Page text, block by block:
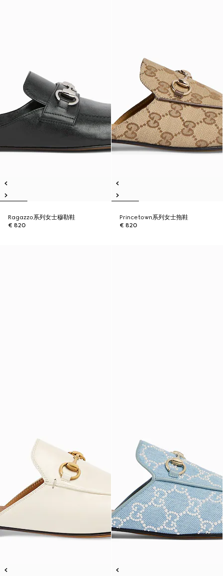
Ragazzo系列女士穆勒鞋
€ 820
Princetown系列女士拖鞋
€ 820